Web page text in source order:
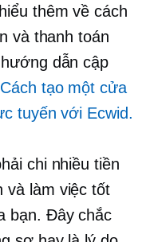
thêm về cách
và thanh toán
dẫn cập
Cách tạo một cửa
tuyến với Ecwid.
chi nhiều tiền
và làm việc tốt
bạn. Đây chắc